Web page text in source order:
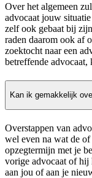
Over het algemeen
advocaat jouw
zelf ook gebaat bij
raden daarom ook af
zoektocht naar een
betreffende advocaat,
Kan ik gemakkelijk
Overstappen van
wel even na wat de of
opzegtermijn met je
vorige advocaat of hij
aan jou of aan je